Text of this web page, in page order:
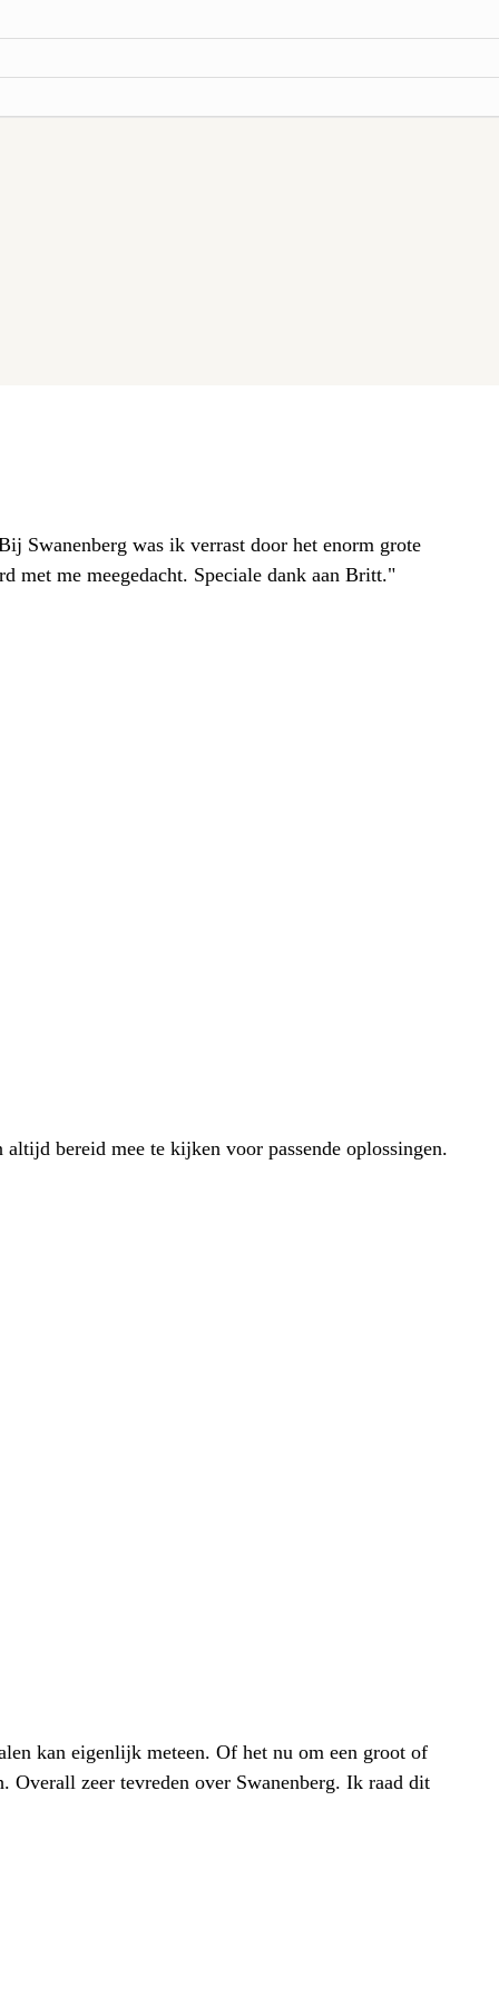
Swanenberg was ik verrast door het enorm grote
met me meegedacht. Speciale dank aan Britt."
bereid mee te kijken voor passende oplossingen.
kan eigenlijk meteen. Of het nu om een groot of
Overall zeer tevreden over Swanenberg. Ik raad dit